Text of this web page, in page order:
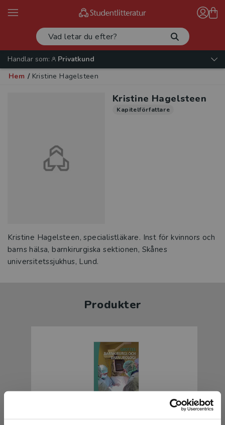
Handlar som:
Privatkund
Hem / Kristine Hagelsteen
Kristine Hagelsteen
Kapitelförfattare
Kristine Hagelsteen, specialistläkare. Inst för kvinnors och
barns hälsa, barnkirurgiska sektionen, Skånes
universitetssjukhus, Lund.
Produkter